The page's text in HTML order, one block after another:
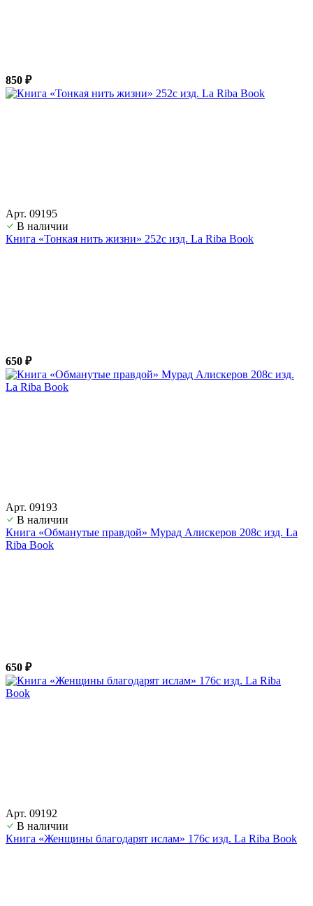
850 ₽
Арт. 09195
В наличии
Книга «Тонкая нить жизни» 252с изд. La Riba Book
650 ₽
Арт. 09193
В наличии
Книга «Обманутые правдой» Мурад Алискеров 208с изд. La
Riba Book
650 ₽
Арт. 09192
В наличии
Книга «Женщины благодарят ислам» 176с изд. La Riba Book